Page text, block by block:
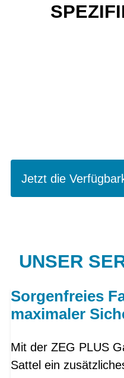
Jetzt die
UNSER
Sorgenfreies
maximaler
Mit der ZEG PLUS
Sattel ein